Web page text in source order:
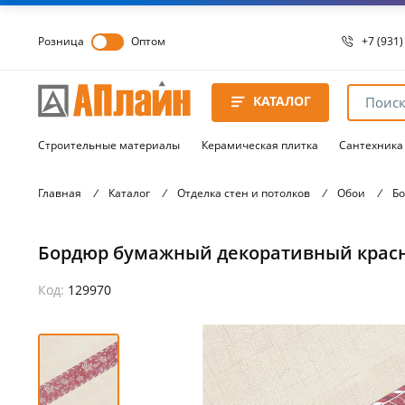
Розница Оптом +7
8 8172
8 8172
КАТАЛОГ
Строительные материалы Керамическая плитка Сантехника
Главная / Каталог / Отделка стен и потолков / Обои /
Бордюр бумажный декоративный
Код: 129970